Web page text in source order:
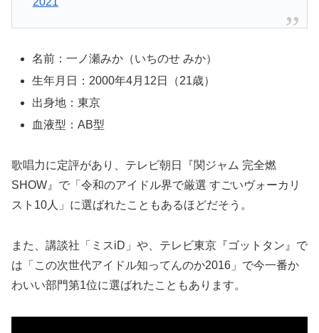
名前：一ノ瀬みか（いちのせ みか）
生年月日：2000年4月12日（21歳）
出身地：東京
血液型：AB型
歌唱力に定評があり、テレビ朝日『関ジャム 完全燃
SHOW』で「令和のアイドル界で厳選 すごいヴォーカリ
スト10人」に選ばれたこともあるほどだそう。
また、講談社「ミスiD」や、テレビ東京『ゴットタン』で
は「この次世代アイドル知ってんのか2016」で今一番か
わいい部門第1位に選ばれたこともあります。